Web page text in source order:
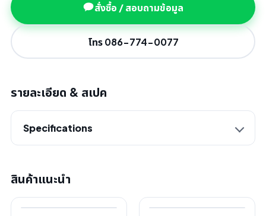
สั่งซื้อ / สอบถามข้อมูล
โทร 086-774-0077
รายละเอียด & สเปค
Specifications
สินค้าแนะนำ